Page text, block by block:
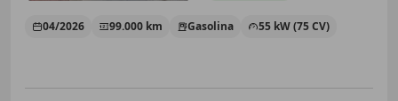
04/2026 99.000 km Gasolina 55 kW (75 CV)